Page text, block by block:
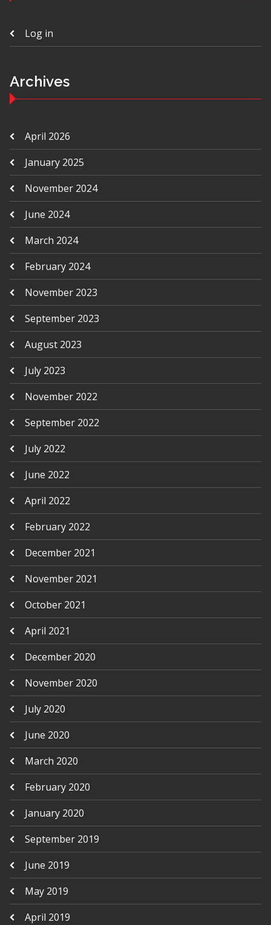
Log in
Archives
April 2026
January 2025
November 2024
June 2024
March 2024
February 2024
November 2023
September 2023
August 2023
July 2023
November 2022
September 2022
July 2022
June 2022
April 2022
February 2022
December 2021
November 2021
October 2021
April 2021
December 2020
November 2020
July 2020
June 2020
March 2020
February 2020
January 2020
September 2019
June 2019
May 2019
April 2019